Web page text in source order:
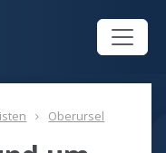
Oberursel